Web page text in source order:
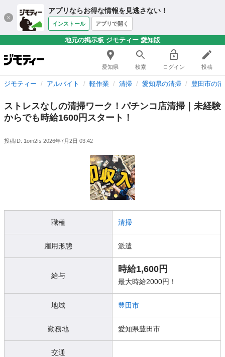
アプリならお得な情報を見逃さない！
インストール アプリで開く
地元の掲示板 ジモティー 愛知版
愛知県 検索 ログイン 投稿
ジモティー アルバイト 軽作業 清掃 愛知県の清掃 豊田市の
ストレスなしの清掃ワーク！パチンコ店清掃｜未経験
からでも時給1600円スタート！
投稿ID: 1om2fs 2026年7月2日 03:42
職種 清掃
雇用形態 派遣
給与
時給1,600円
最大時給2000円！
地域 豊田市
勤務地 愛知県豊田市
交通